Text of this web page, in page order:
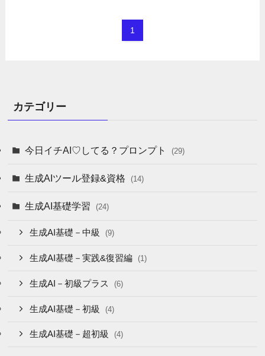
1
カテゴリー
今日イチAI♡してる？プロンプト (29)
生成AIツール登録&資格 (14)
生成AI基礎学習 (24)
生成AI基礎－中級 (9)
生成AI基礎－実践&復習編 (1)
生成AI－初級プラス (6)
生成AI基礎－初級 (4)
生成AI基礎－超初級 (4)